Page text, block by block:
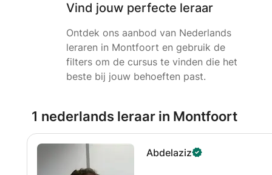
Vind jouw perfecte leraar
Ontdek ons aanbod van Nederlands
leraren in Montfoort en gebruik de
filters om de cursus te vinden die het
beste bij jouw behoeften past.
1 nederlands leraar in Montfoort
Abdelaziz